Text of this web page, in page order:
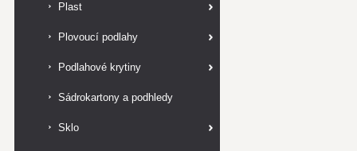
Plast
Plovoucí podlahy
Podlahové krytiny
Sádrokartony a podhledy
Sklo